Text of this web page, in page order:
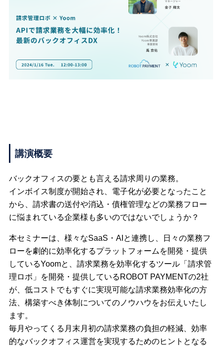
講演概要
バックオフィスの要とも言える請求周りの業務。
インボイス制度が開始され、電子化が必要となったこと
から、請求書の送付や消込・債権管理などの業務フロー
に悩まれている企業様も多いのではないでしょうか？
本セミナーは、様々なSaaS・AIと連携し、日々の業務フ
ローを劇的に効率化するプラットフォームを開発・提供
しているYoomと、請求業務を効率化するツール「請求管
理ロボ」を開発・提供しているROBOT PAYMENTの2社
が、低コストでもすぐに実現可能な請求業務効率化の方
法、構築すべき体制についてのノウハウをお伝えいたし
ます。
毎月やってくる月末月初の請求業務の負担の軽減、効率
的なバックオフィス運営を実現するためのヒントとなる